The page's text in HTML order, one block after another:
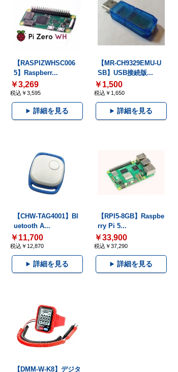
【RASPIZWHSC006
5】Raspberr...
￥3,269
税込￥3,595
詳細を見る
【MR-CH9329EMU-U
SB】USB接続版...
￥1,500
税込￥1,650
詳細を見る
【CHW-TAG4001】Bl
uetooth A...
￥11,700
税込￥12,870
詳細を見る
【RPI5-8GB】Raspbe
rry Pi 5...
￥33,900
税込￥37,290
詳細を見る
【DMM-W-K8】デジタ